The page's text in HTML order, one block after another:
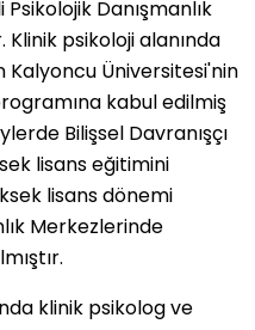
Psikolojik Danışmanlık
Klinik psikoloji alanında
Kalyoncu Üniversitesi'nin
kabul edilmiş
Bilişsel Davranışçı
lisans eğitimini
lisans dönemi
Merkezlerinde
klinik psikolog ve